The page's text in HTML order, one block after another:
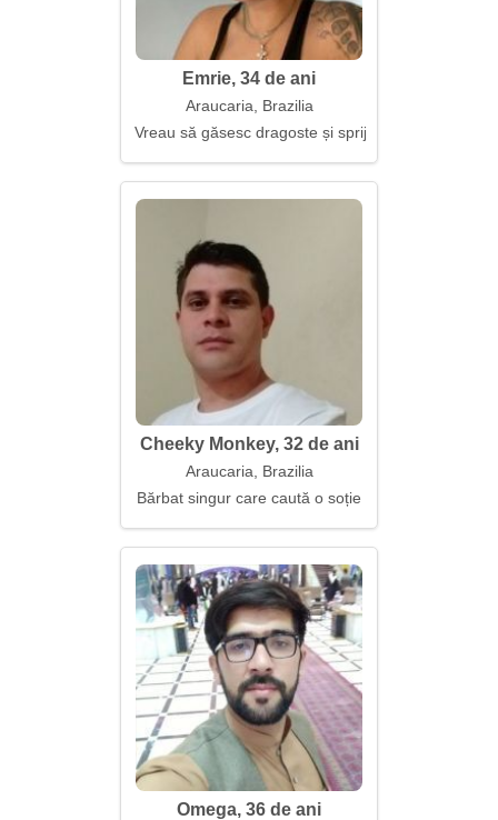
Emrie, 34 de ani
Araucaria, Brazilia
Vreau să găsesc dragoste și sprijin
Cheeky Monkey, 32 de ani
Araucaria, Brazilia
Bărbat singur care caută o soție
Omega, 36 de ani